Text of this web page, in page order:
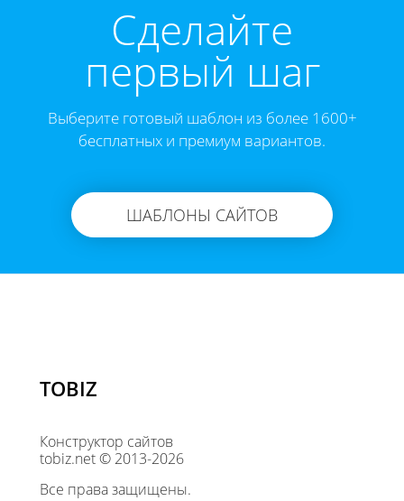
Cделайте
первый шаг
Выберите готовый шаблон из более 1600+
бесплатных и премиум вариантов.
ШАБЛОНЫ САЙТОВ
TOBIZ
Конструктор сайтов
tobiz.net © 2013-2026
Все права защищены.